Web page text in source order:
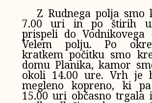
Z Rudnega polja smo
7.00 uri in po štirih
prispeli do Vodnikovega
Velem polju. Po
kratkem počitku smo
domu Planika, kamor
okoli 14.00 ure. Vrh je
megleno kopreno, ki
15.00 uri občasno trgala